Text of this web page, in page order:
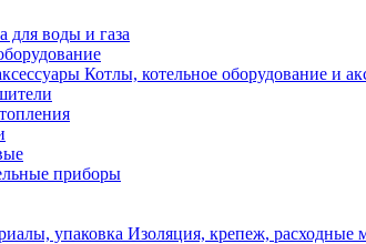
для воды и газа
Котлы, котельное оборудование и
приборы
Изоляция, крепеж, расходные